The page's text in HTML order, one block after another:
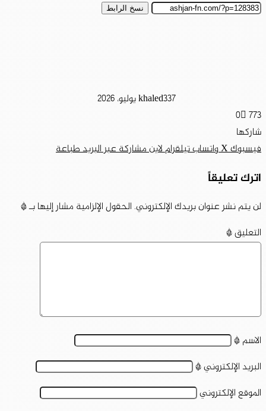
نسخ الرابط
khaled337 يوليو، 2026
0 773
شاركها
فيسبوك‫Xواتسابتيلقراملاينمشاركة عبر البريدطباعة
اترك تعليقاً
لن يتم نشر عنوان بريدك الإلكتروني.الحقول الإلزامية مشار إليها بـ*
التعليق*
الاسم*
البريد الإلكتروني*
الموقع الإلكتروني